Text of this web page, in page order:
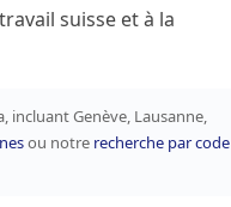
suisse et à la
incluant Genève, Lausanne,
ou notre recherche par code